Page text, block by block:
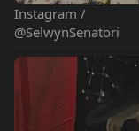
Instagram /
@SelwynSenatori